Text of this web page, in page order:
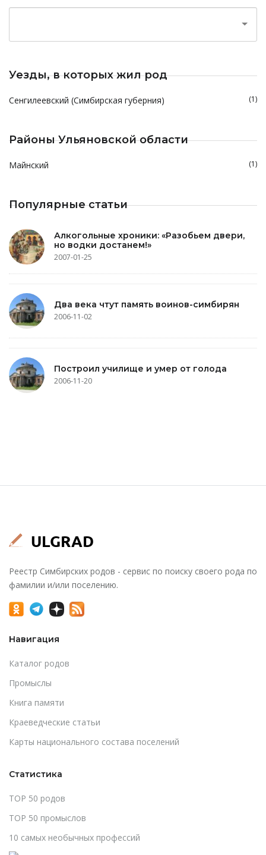
Уезды, в которых жил род
Сенгилеевский (Симбирская губерния) (1)
Районы Ульяновской области
Майнский (1)
Популярные статьи
Алкогольные хроники: «Разобьем двери,
но водки достанем!»
2007-01-25
Два века чтут память воинов-симбирян
2006-11-02
Построил училище и умер от голода
2006-11-20
Реестр Симбирских родов - сервис по поиску своего рода по
фамилии и/или поселению.
Навигация
Каталог родов
Промыслы
Книга памяти
Краеведческие статьи
Карты национального состава поселений
Статистика
TOP 50 родов
TOP 50 промыслов
10 самых необычных профессий